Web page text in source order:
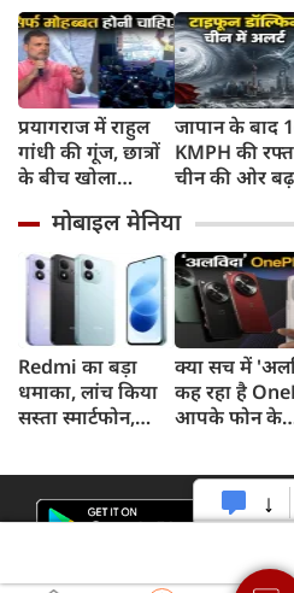
प्रयागराज में राहुल
गांधी की गूंज, छात्रों
के बीच खोला
दरवाजों' का सच
जापान के बाद
KMPH की
चीन की ओर
में अलर्ट,
स्कूल बंद, उड़ानें
मोबाइल मेनिया
Redmi का बड़ा
धमाका, लांच किया
सस्ता स्मार्टफोन,
क्या सच में
कह रहा है
आपके फोन के